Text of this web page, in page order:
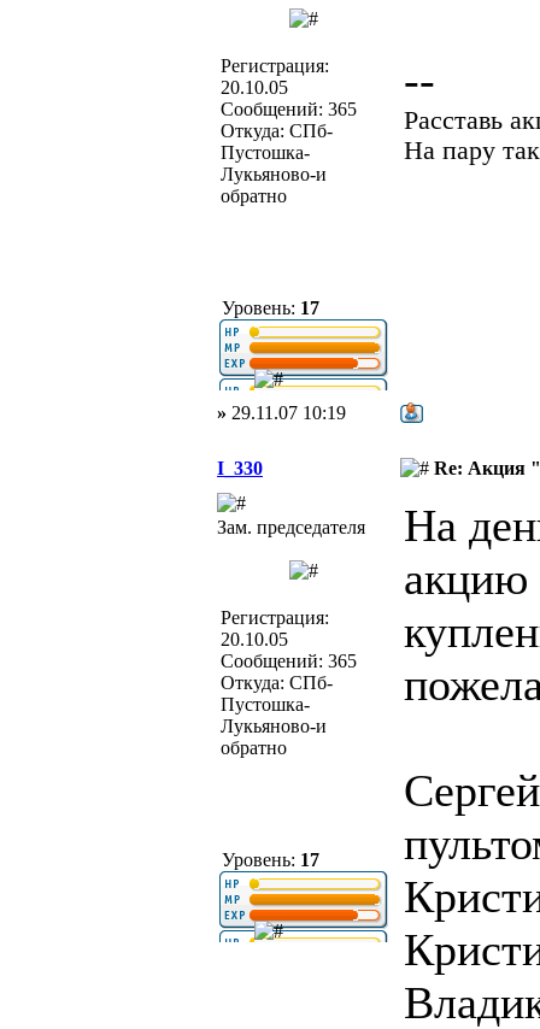
Регистрация:
20.10.05
Сообщений: 365
Откуда: СПб-
Пустошка-
Лукьяново-и
обратно
Уровень: 17
--
Расставь
На пару
» 29.11.07 10:19
I_330 Re: Акция
Зам. председателя
Регистрация:
20.10.05
Сообщений: 365
Откуда: СПб-
Пустошка-
Лукьяново-и
обратно
Уровень: 17
На
акцию